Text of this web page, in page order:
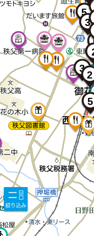
5
5
3
3
2